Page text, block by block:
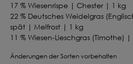
17 % Wiesenrispe | Chester | 1 kg
22 % Deutsches Weidelgras
spät | Melfrost | 1 kg
11 % Wiesen-Lieschgras (Timothe)
12 % Rotschwingel
Änderungen der Sorten vorbehalten